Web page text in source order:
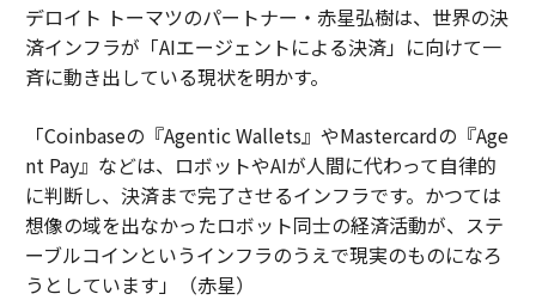
デロイト トーマツのパートナー・赤星弘樹は、世界の決
済インフラが「AIエージェントによる決済」に向けて一
斉に動き出している現状を明かす。
「Coinbaseの『Agentic Wallets』やMastercardの『Age
nt Pay』などは、ロボットやAIが人間に代わって自律的
に判断し、決済まで完了させるインフラです。かつては
想像の域を出なかったロボット同士の経済活動が、ステ
ーブルコインというインフラのうえで現実のものになろ
うとしています」（赤星）